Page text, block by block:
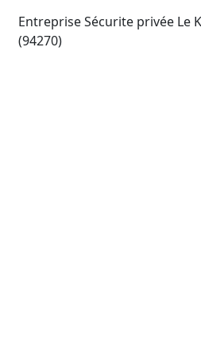
Entreprise Sécurite privée Le
(94270)